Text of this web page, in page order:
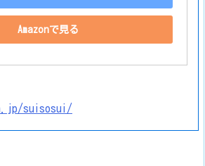
Amazonで見る
suisosui/